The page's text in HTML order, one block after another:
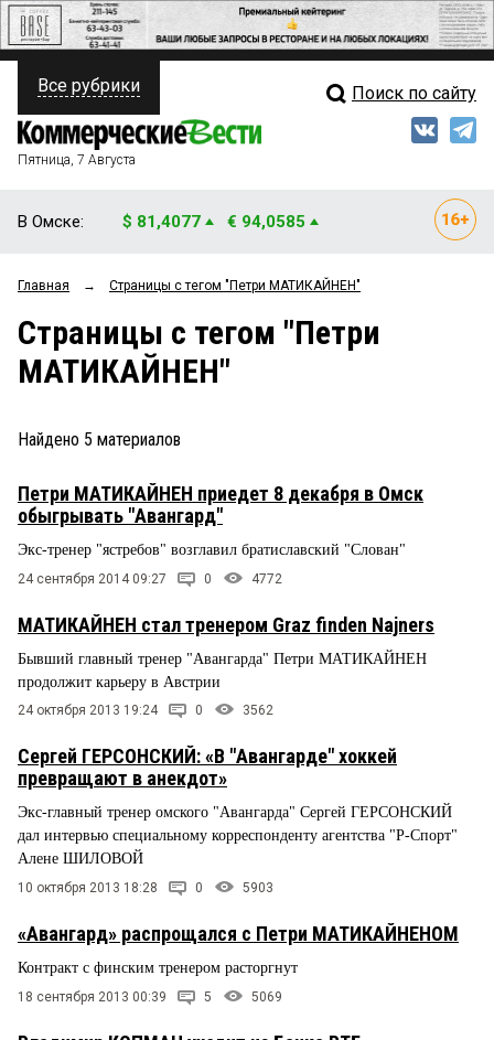
ПОЛИТИКА
ФИНАНСЫ
ОБЩЕСТВО
ЗАКОН
ПРОИСШЕСТВИЯ
СТИЛЬ ЖИЗНИ
Свежий выпуск
Мнения
Рейтинги
Все рубрики Поиск по сайту
Пятница, 7 Августа
В Омске: $ 81,4077 € 94,0585
Главная → Страницы c тегом "Петри МАТИКАЙНЕН"
Страницы c тегом "Петри
МАТИКАЙНЕН"
Найдено 5 материалов
Петри МАТИКАЙНЕН приедет 8 декабря в Омск
обыгрывать "Авангард"
Экс-тренер "ястребов" возглавил братиславский "Слован"
24 сентября 2014 09:27 0 4772
МАТИКАЙНЕН стал тренером Graz finden Najners
Бывший главный тренер "Авангарда" Петри МАТИКАЙНЕН
продолжит карьеру в Австрии
24 октября 2013 19:24 0 3562
Сергей ГЕРСОНСКИЙ: «В "Авангарде" хоккей
превращают в анекдот»
Экс-главный тренер омского "Авангарда" Сергей ГЕРСОНСКИЙ
дал интервью специальному корреспонденту агентства "Р-Спорт"
Алене ШИЛОВОЙ
10 октября 2013 18:28 0 5903
«Авангард» распрощался с Петри МАТИКАЙНЕНОМ
Контракт с финским тренером расторгнут
18 сентября 2013 00:39 5 5069